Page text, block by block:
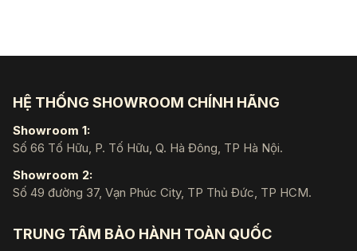
HỆ THỐNG SHOWROOM CHÍNH HÃNG
Showroom 1:
Số 66 Tố Hữu, P. Tố Hữu, Q. Hà Đông, TP Hà Nội.
Showroom 2:
Số 49 đường 37, Vạn Phúc City, TP Thủ Đức, TP HCM.
TRUNG TÂM BẢO HÀNH TOÀN QUỐC